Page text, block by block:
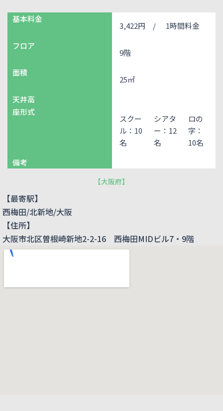
基本料金
3,422円 /
1時間料金
フロア
9階
面積
25㎡
天井高
座形式
スクー
ル：10
名
シアタ
ー：12
名
ロの
字：
10名
備考
【大阪府】
【最寄駅】
西梅田/北新地/大阪
【住所】
大阪市北区曽根崎新地2-2-16 西梅田MIDビル7・9階